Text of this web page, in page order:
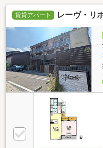
賃貸アパート レーヴ・リ